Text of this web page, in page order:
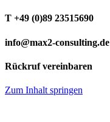
T +49 (0)89 23515690
info@max2-consulting.de
Rückruf vereinbaren
Zum Inhalt springen